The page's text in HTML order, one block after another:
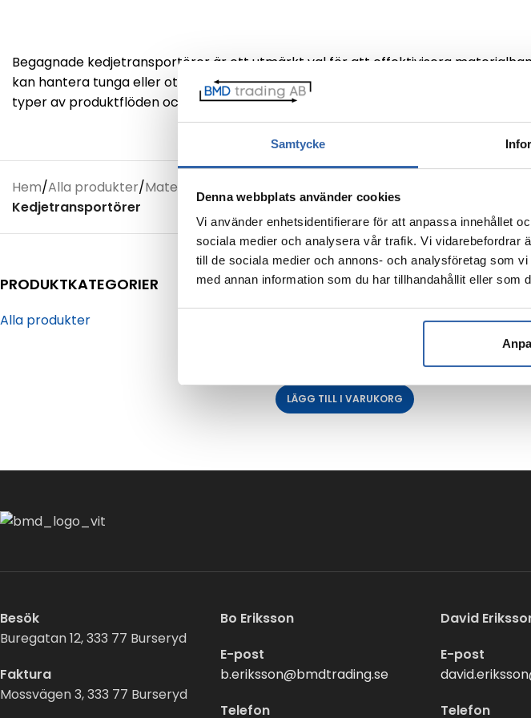
Samtycke
Denna webbplats använder cookies
Vi använder enhetsidentifierare för att anpassa innehållet
sociala medier och analysera vår trafik. Vi vidarebefordrar
till de sociala medier och annons- och analysföretag som
med annan information som du har tillhandahållit eller som
Begagnade kedjetransportörer är ett utmärkt val för att effektivisera
kan hantera tunga eller otympliga laster över längre sträckor. Hos BMD
typer av produktflöden och arbetsmiljöer.
Hem/Alla produkter/Materialhantering
Kedjetransportörer
PRODUKTKATEGORIER
Alla produkter
LÄGG TILL I VARUKORG
Besök
Buregatan 12, 333 77 Burseryd
Faktura
Mossvägen 3, 333 77 Burseryd
Bo Eriksson
E-post
b.eriksson@bmdtrading.se
Telefon
David
E-post
Telefon